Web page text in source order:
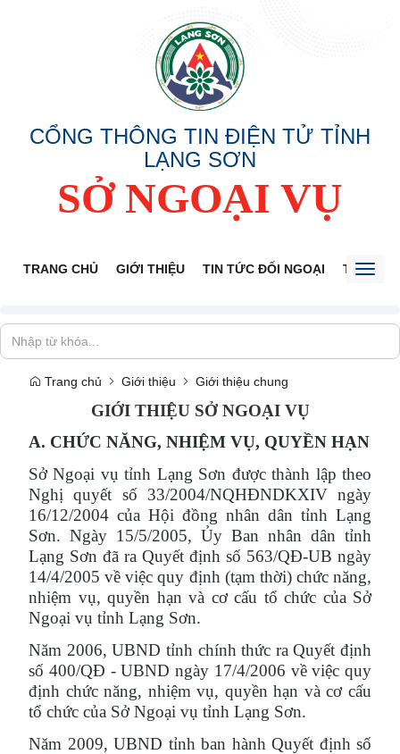
CỔNG THÔNG TIN ĐIỆN TỬ TỈNH
LẠNG SƠN
SỞ NGOẠI VỤ
TRANG CHỦ GIỚI THIỆU TIN TỨC ĐỐI NGOẠI THÔNG
Trang chủ Giới thiệu Giới thiệu chung
GIỚI THIỆU SỞ NGOẠI VỤ
A. CHỨC NĂNG, NHIỆM VỤ, QUYỀN HẠN
Sở Ngoại vụ tỉnh Lạng Sơn được thành lập theo
Nghị quyết số 33/2004/NQHĐNDKXIV ngày
16/12/2004 của Hội đồng nhân dân tỉnh Lạng
Sơn. Ngày 15/5/2005, Ủy Ban nhân dân tỉnh
Lạng Sơn đã ra Quyết định số 563/QĐ-UB ngày
14/4/2005 về việc quy định (tạm thời) chức năng,
nhiệm vụ, quyền hạn và cơ cấu tổ chức của Sở
Ngoại vụ tỉnh Lạng Sơn.
Năm 2006, UBND tỉnh chính thức ra Quyết định
số 400/QĐ - UBND ngày 17/4/2006 về việc quy
định chức năng, nhiệm vụ, quyền hạn và cơ cấu
tổ chức của Sở Ngoại vụ tỉnh Lạng Sơn.
Năm 2009, UBND tỉnh ban hành Quyết định số